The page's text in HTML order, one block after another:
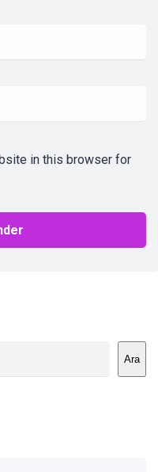
in this browser for
Ara